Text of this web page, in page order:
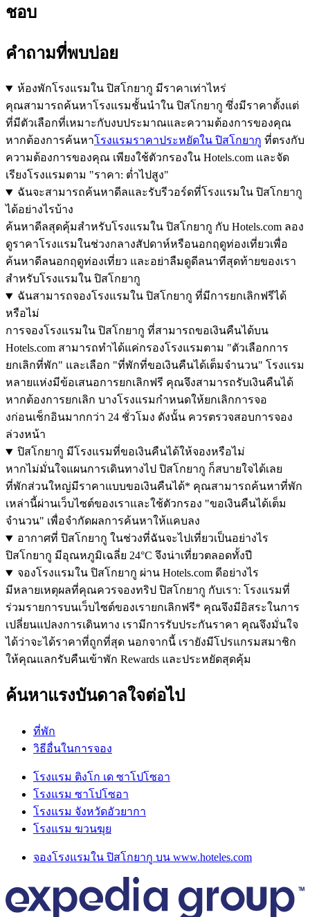
ชอบ
คำถามที่พบบ่อย
ห้องพักโรงแรมใน ปิสโกยากู มีราคาเท่าไหร่
คุณสามารถค้นหาโรงแรมชั้นนำใน ปิสโกยากู ซึ่งมีราคาตั้งแต่
ที่มีตัวเลือกที่เหมาะกับงบประมาณและความต้องการของคุณ
หากต้องการค้นหาโรงแรมราคาประหยัดใน ปิสโกยากู ที่ตรงกับ
ความต้องการของคุณ เพียงใช้ตัวกรองใน Hotels.com และจัด
เรียงโรงแรมตาม "ราคา: ต่ำไปสูง"
ฉันจะสามารถค้นหาดีลและรับรีวอร์ดที่โรงแรมใน ปิสโกยากู
ได้อย่างไรบ้าง
ค้นหาดีลสุดคุ้มสำหรับโรงแรมใน ปิสโกยากู กับ Hotels.com ลอง
ดูราคาโรงแรมในช่วงกลางสัปดาห์หรือนอกฤดูท่องเที่ยวเพื่อ
ค้นหาดีลนอกฤดูท่องเที่ยว และอย่าลืมดูดีลนาทีสุดท้ายของเรา
สำหรับโรงแรมใน ปิสโกยากู
ฉันสามารถจองโรงแรมใน ปิสโกยากู ที่มีการยกเลิกฟรีได้
หรือไม่
การจองโรงแรมใน ปิสโกยากู ที่สามารถขอเงินคืนได้บน
Hotels.com สามารถทำได้แค่กรองโรงแรมตาม "ตัวเลือกการ
ยกเลิกที่พัก" และเลือก "ที่พักที่ขอเงินคืนได้เต็มจำนวน" โรงแรม
หลายแห่งมีข้อเสนอการยกเลิกฟรี คุณจึงสามารถรับเงินคืนได้
หากต้องการยกเลิก บางโรงแรมกำหนดให้ยกเลิกการจอ
งก่อนเช็กอินมากกว่า 24 ชั่วโมง ดังนั้น ควรตรวจสอบการจอง
ล่วงหน้า
ปิสโกยากู มีโรงแรมที่ขอเงินคืนได้ให้จองหรือไม่
หากไม่มั่นใจแผนการเดินทางไป ปิสโกยากู ก็สบายใจได้เลย
ที่พักส่วนใหญ่มีราคาแบบขอเงินคืนได้* คุณสามารถค้นหาที่พัก
เหล่านี้ผ่านเว็บไซต์ของเราและใช้ตัวกรอง "ขอเงินคืนได้เต็ม
จำนวน" เพื่อจำกัดผลการค้นหาให้แคบลง
อากาศที่ ปิสโกยากู ในช่วงที่ฉันจะไปเที่ยวเป็นอย่างไร
ปิสโกยากู มีอุณหภูมิเฉลี่ย 24°C จึงน่าเที่ยวตลอดทั้งปี
จองโรงแรมใน ปิสโกยากู ผ่าน Hotels.com ดีอย่างไร
มีหลายเหตุผลที่คุณควรจองทริป ปิสโกยากู กับเรา: โรงแรมที่
ร่วมรายการบนเว็บไซต์ของเรายกเลิกฟรี* คุณจึงมีอิสระในการ
เปลี่ยนแปลงการเดินทาง เรามีการรับประกันราคา คุณจึงมั่นใจ
ได้ว่าจะได้ราคาที่ถูกที่สุด นอกจากนี้ เรายังมีโปรแกรมสมาชิก
ให้คุณแลกรับคืนเข้าพัก Rewards และประหยัดสุดคุ้ม
ค้นหาแรงบันดาลใจต่อไป
ที่พัก
วิธีอื่นในการจอง
โรงแรม ติงโก เด ซาโปโซอา
โรงแรม ซาโปโซอา
โรงแรม จังหวัดอัวยากา
โรงแรม ฆวนฆุย
จองโรงแรมใน ปิสโกยากู บน www.hoteles.com